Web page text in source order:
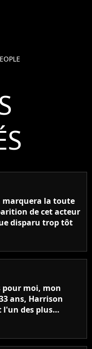
marquera la toute
de cet acteur
disparu trop tôt
pour moi, mon
ans, Harrison
l'un des plus
de tous les temps